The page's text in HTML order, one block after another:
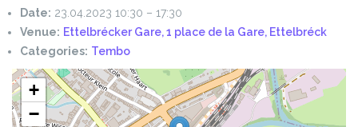
Date: 23.04.2023 10:30 – 17:30
Venue: Ettelbrécker Gare, 1 place de la Gare, Ettelbréck
Categories: Tembo
+
−